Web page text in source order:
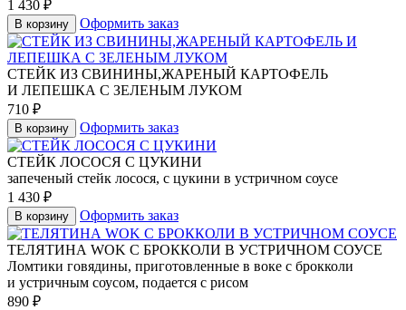
1 430 ₽
В корзину Оформить заказ
СТЕЙК ИЗ СВИНИНЫ,ЖАРЕНЫЙ КАРТОФЕЛЬ
И ЛЕПЕШКА С ЗЕЛЕНЫМ ЛУКОМ
710 ₽
В корзину Оформить заказ
СТЕЙК ЛОСОСЯ С ЦУКИНИ
запеченый стейк лосося, с цукини в устричном соусе
1 430 ₽
В корзину Оформить заказ
ТЕЛЯТИНА WOK С БРОККОЛИ В УСТРИЧНОМ СОУСЕ
Ломтики говядины, приготовленные в воке с брокколи
и устричным соусом, подается с рисом
890 ₽